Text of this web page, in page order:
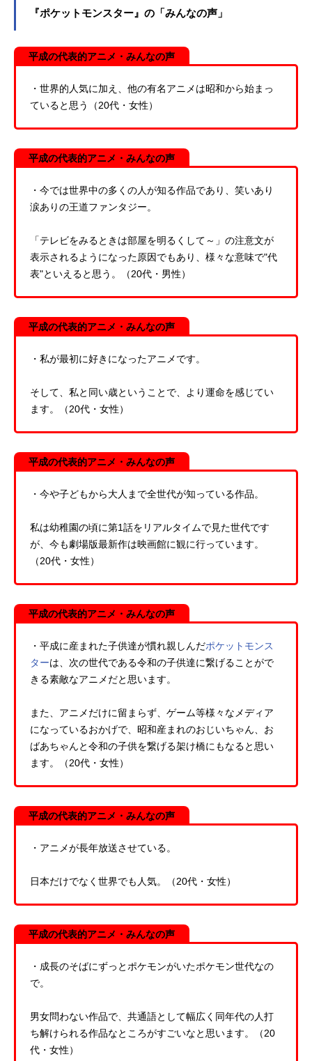
『ポケットモンスター』の「みんなの声」
平成の代表的アニメ・みんなの声
・世界的人気に加え、他の有名アニメは昭和から始まっ
ていると思う（20代・女性）
平成の代表的アニメ・みんなの声
・今では世界中の多くの人が知る作品であり、笑いあり
涙ありの王道ファンタジー。
「テレビをみるときは部屋を明るくして～」の注意文が
表示されるようになった原因でもあり、様々な意味で"代
表"といえると思う。（20代・男性）
平成の代表的アニメ・みんなの声
・私が最初に好きになったアニメです。
そして、私と同い歳ということで、より運命を感じてい
ます。（20代・女性）
平成の代表的アニメ・みんなの声
・今や子どもから大人まで全世代が知っている作品。
私は幼稚園の頃に第1話をリアルタイムで見た世代です
が、今も劇場版最新作は映画館に観に行っています。
（20代・女性）
平成の代表的アニメ・みんなの声
・平成に産まれた子供達が慣れ親しんだポケットモンス
ターは、次の世代である令和の子供達に繋げることがで
きる素敵なアニメだと思います。
また、アニメだけに留まらず、ゲーム等様々なメディア
になっているおかげで、昭和産まれのおじいちゃん、お
ばあちゃんと令和の子供を繋げる架け橋にもなると思い
ます。（20代・女性）
平成の代表的アニメ・みんなの声
・アニメが長年放送させている。
日本だけでなく世界でも人気。（20代・女性）
平成の代表的アニメ・みんなの声
・成長のそばにずっとポケモンがいたポケモン世代なの
で。
男女問わない作品で、共通語として幅広く同年代の人打
ち解けられる作品なところがすごいなと思います。（20
代・女性）